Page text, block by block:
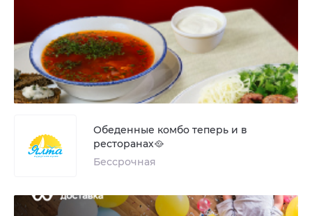
Обеденные комбо теперь и в
ресторанах🥘
Бессрочная